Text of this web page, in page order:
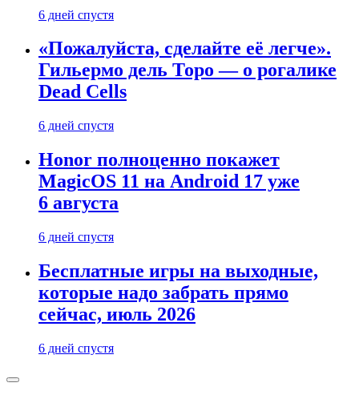
6 дней спустя
«Пожалуйста, сделайте её легче».
Гильермо дель Торо — о рогалике
Dead Cells
6 дней спустя
Honor полноценно покажет
MagicOS 11 на Android 17 уже
6 августа
6 дней спустя
Бесплатные игры на выходные,
которые надо забрать прямо
сейчас, июль 2026
6 дней спустя